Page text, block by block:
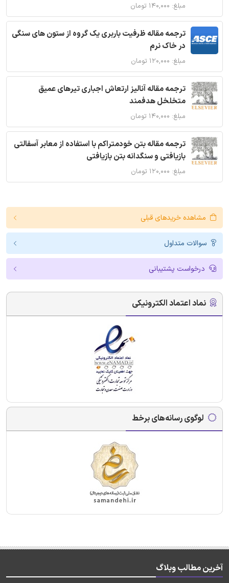
مبلغ: ۱۴۰,۰۰۰ تومان
ترجمه مقاله ظرفیت باربری یک گروه از ستون های سنگی
در خاک نرم
مبلغ: ۱۲۰,۰۰۰ تومان
ترجمه مقاله آنالیز ارتعاش اجباری تیرهای عمیق
متخلخل هدفمند
مبلغ: ۱۴۰,۰۰۰ تومان
ترجمه مقاله بتن خودمتراکم با استفاده از معابر آسفالتی
بازیافتی و سنگدانه بتن بازیافتی
مبلغ: ۱۲۰,۰۰۰ تومان
مشاهده خریدهای قبلی
سوالات متداول
درخواست پشتیبانی
نماد اعتماد الکترونیکی
لوگوی رسانه‌های برخط
آخرین مطالب وبلاگ